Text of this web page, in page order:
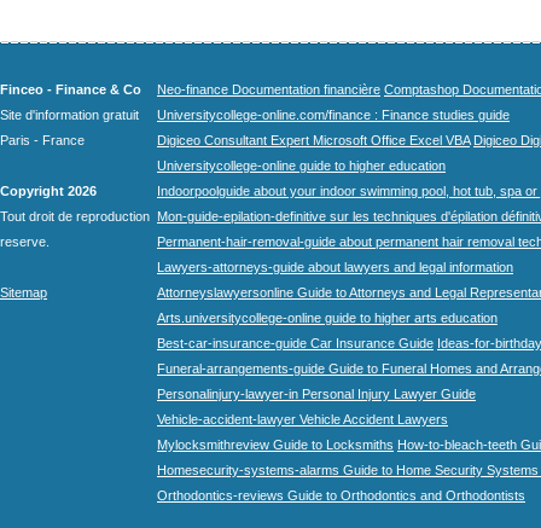
Finceo - Finance & Co
Site d'information gratuit
Paris - France
Copyright 2026
Tout droit de reproduction
reserve.
Sitemap
Neo-finance Documentation financière Comptashop
Universitycollege-online.com/finance : Finance studies guide
Digiceo Consultant Expert Microsoft Office Excel VBA Digiceo
Universitycollege-online guide to higher education
Indoorpoolguide about your indoor swimming pool, hot tub, spa
Mon-guide-epilation-definitive sur les techniques d'épilation
Permanent-hair-removal-guide about permanent hair removal
Lawyers-attorneys-guide about lawyers and legal information
Attorneyslawyersonline Guide to Attorneys and Legal
Arts.universitycollege-online guide to higher arts education
Best-car-insurance-guide Car Insurance Guide Ideas-for-
Funeral-arrangements-guide Guide to Funeral Homes and
Personalinjury-lawyer-in Personal Injury Lawyer Guide
Vehicle-accident-lawyer Vehicle Accident Lawyers
Mylocksmithreview Guide to Locksmiths How-to-bleach-teeth
Homesecurity-systems-alarms Guide to Home Security Systems
Orthodontics-reviews Guide to Orthodontics and Orthodontists